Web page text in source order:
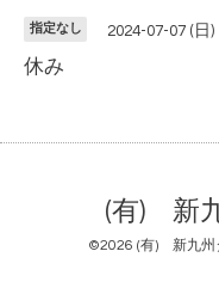
指定なし 2024-07-07 (日)
休み
(有) 新
©2026 (有) 新九州